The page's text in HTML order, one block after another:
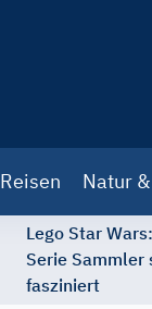
Reisen Natur
Lego Star
Serie Sammler
fasziniert